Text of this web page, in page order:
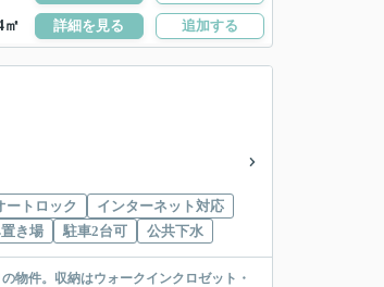
㎡ 詳細を見る 追加する
ートロック
インターネット対応
き場
駐車2台可 公共下水
物件。収納はウォークインクロゼット・